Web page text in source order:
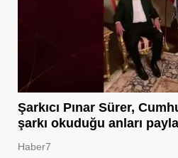
Şarkıcı Pınar Sürer,
şarkı okuduğu anları
Haber7